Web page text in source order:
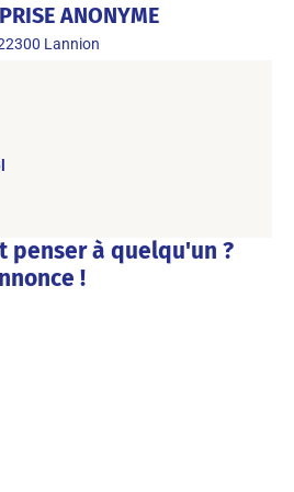
ANONYME
Lannion
penser à quelqu'un ?
!